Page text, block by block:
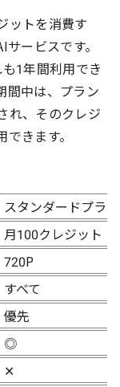
スタンダードプラン
月100クレジット
720P
すべて
優先
◎
✕
ットを消費す
ービスです。
1年間利用でき
間中は、プラン
れ、そのクレジ
きます。